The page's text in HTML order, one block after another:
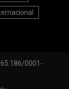
0001-